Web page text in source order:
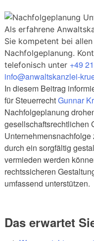
Als erfahrene
Sie kompetent bei
Nachfolgeplanung.
telefonisch unter +49
info@anwaltskanzlei-
In diesem Beitrag
für SteuerrechtGunnar
Nachfolgeplanung
gesellschaftsrechtlichen
durch ein sorgfältig
vermieden werden
rechtssicheren
umfassend unterstützen.
Das erwartet